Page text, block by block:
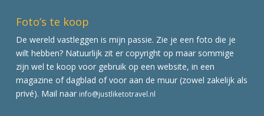
Foto’s te koop
De wereld vastleggen is mijn passie. Zie je een foto die je
wilt hebben? Natuurlijk zit er copyright op maar sommige
zijn wel te koop voor gebruik op een website, in een
magazine of dagblad of voor aan de muur (zowel zakelijk als
privé). Mail naar info@justliketotravel.nl